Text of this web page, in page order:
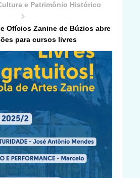
e Patrimônio Histórico
Ofícios Zanine de Búzios abre
para cursos livres